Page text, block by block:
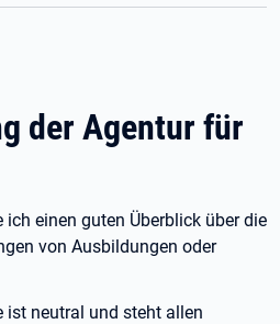
der Agentur für
ich einen guten Überblick über die
von Ausbildungen oder
ist neutral und steht allen